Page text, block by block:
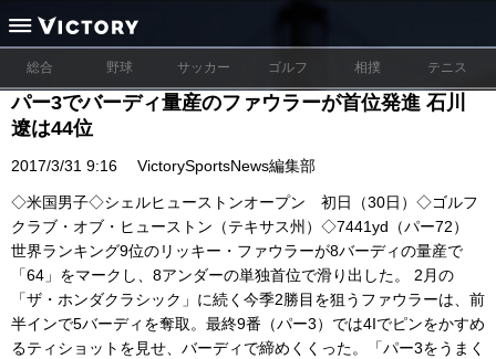
総合 野球 サッカー ゴルフ 相撲 テニス
パー3でバーディ量産のファウラーが首位発進 石川
遼は44位
2017/3/31 9:16 VictorySportsNews編集部
◇米国男子◇シェルヒューストンオープン 初日（30日）◇ゴルフ
クラブ・オブ・ヒューストン（テキサス州）◇7441yd（パー72）
世界ランキング9位のリッキー・ファウラーが8バーディの量産で
「64」をマークし、8アンダーの単独首位で滑り出した。 2月の
「ザ・ホンダクラシック」に続く今季2勝目を狙うファウラーは、前
半インで5バーディを奪取。最終9番（パー3）では4Iでピンをかすめ
るティショットを見せ、バーディで締めくくった。「パー3をうまく